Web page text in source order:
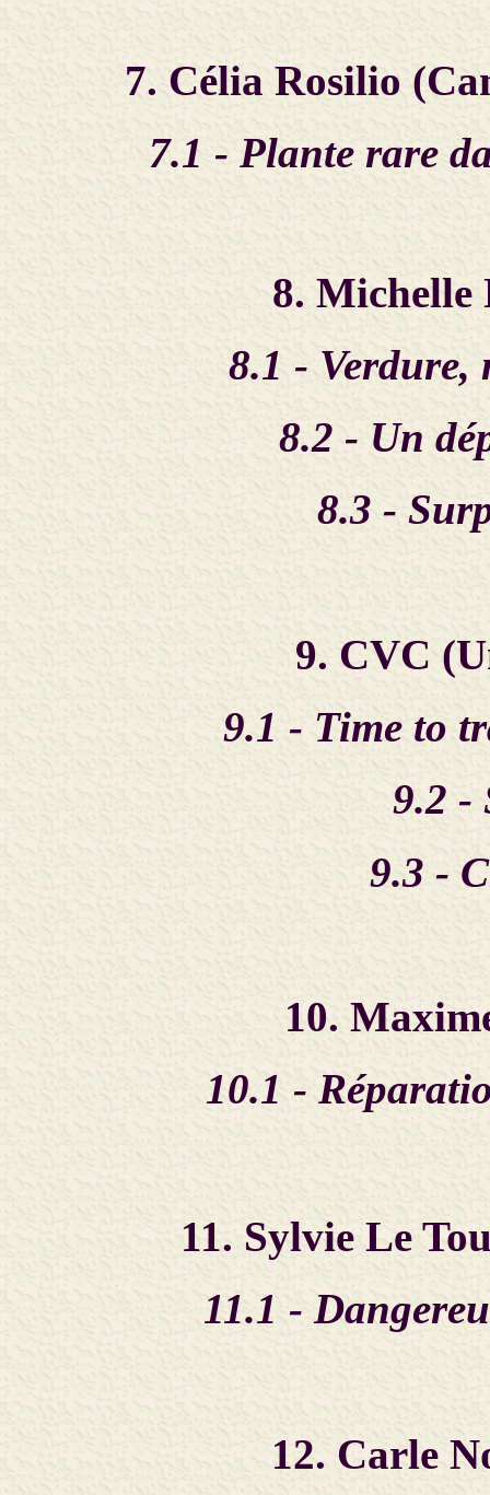
7. Célia Rosilio
7.1 - Plante rare
8. Michelle
8.1 - Verdure,
8.2 - Un
8.3 -
9. CVC
9.1 - Time to
9.2 -
9.3 -
10.
10.1 -
11. Sylvie Le
11.1 -
12. Carle